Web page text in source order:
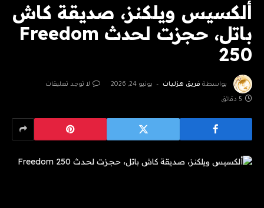
ألكسيس ويلكنز، صديقة كاش
باتل، حجزت لحدث Freedom
250
بواسطة فريق هزليات يونيو 24, 2026 لا توجد تعليقات
5 دقائق